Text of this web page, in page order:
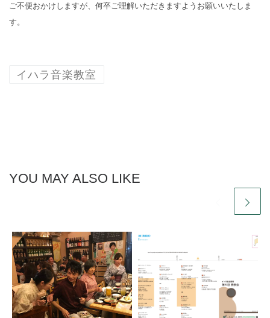
ご不便おかけしますが、何卒ご理解いただきますようお願いいたしま
す。
イハラ音楽教室
YOU MAY ALSO LIKE